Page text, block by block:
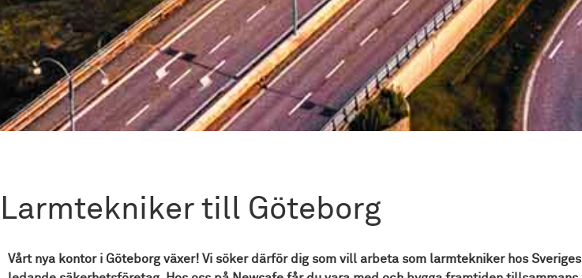
Larmtekniker till Göteborg
Vårt nya kontor i Göteborg växer! Vi söker därför dig som vill arbeta som larmtekniker hos Sveriges